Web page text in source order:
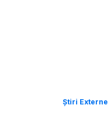
Știri Externe